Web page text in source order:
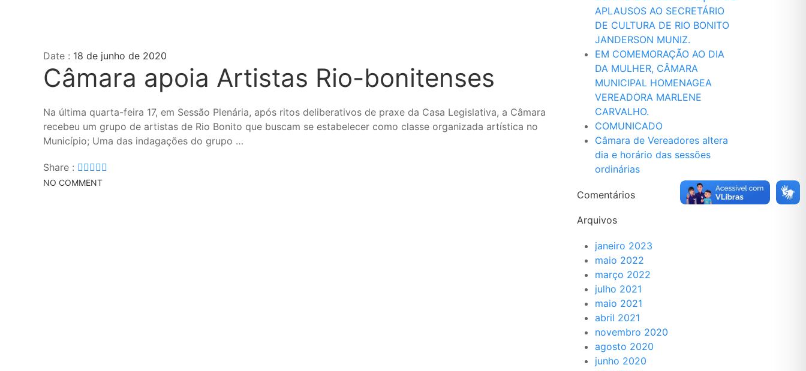
Date : 18 de junho de 2020
Câmara apoia Artistas Rio-bonitenses
Na última quarta-feira 17, em Sessão Plenária, após ritos deliberativos de praxe da Casa Legislativa, a Câmara
recebeu um grupo de artistas de Rio Bonito que buscam se estabelecer como classe organizada artística no
Município; Uma das indagações do grupo …
Share :
NO COMMENT
APLAUSOS AO SECRETÁRIO
DE CULTURA DE RIO BONITO
JANDERSON MUNIZ.
EM COMEMORAÇÃO AO DIA
DA MULHER, CÂMARA
MUNICIPAL HOMENAGEA
VEREADORA MARLENE
CARVALHO.
COMUNICADO
Câmara de Vereadores altera
dia e horário das sessões
ordinárias
Comentários
Arquivos
janeiro 2023
maio 2022
março 2022
julho 2021
maio 2021
abril 2021
novembro 2020
agosto 2020
junho 2020